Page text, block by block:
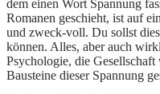
dem einen Wort Spannung
Romanen geschieht, ist auf
und zweck-voll. Du sollst
können. Alles, aber auch
Psychologie, die
Bausteine dieser Spannung